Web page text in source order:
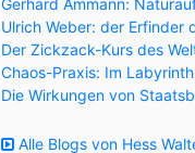
Gerhard Ammann:
Ulrich Weber: der Erfinder
Der Zickzack-Kurs des
Chaos-Praxis: Im
Die Wirkungen von
Alle Blogs von Hess